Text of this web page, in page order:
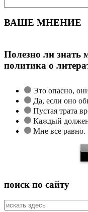
ВАШЕ МНЕНИЕ
Полезно ли знать
политика о
Это опасно,
Да, если оно
Пустая трата
Каждый должен
Мне все равно.
поиск по сайту
Искать: